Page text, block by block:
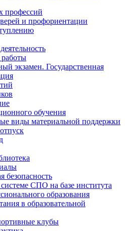
профессий
и профориентации
экзамен. Государственная
обучения
виды материальной поддержки
безопасность
СПО на базе института
образования
в образовательной
клубы